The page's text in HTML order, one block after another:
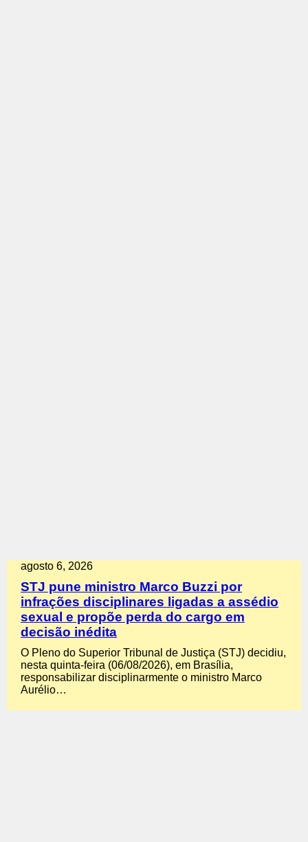
agosto 6, 2026
STJ pune ministro Marco Buzzi por
infrações disciplinares ligadas a assédio
sexual e propõe perda do cargo em
decisão inédita
O Pleno do Superior Tribunal de Justiça (STJ) decidiu,
nesta quinta-feira (06/08/2026), em Brasília,
responsabilizar disciplinarmente o ministro Marco
Aurélio…